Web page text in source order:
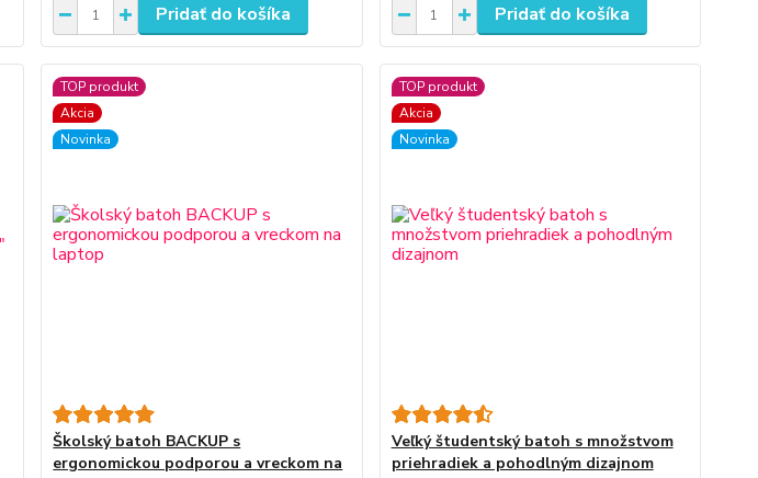
Pridať do košíka Pridať do košíka
TOP produkt
Akcia
Novinka
Školský batoh BACKUP s
ergonomickou podporou a vreckom na
TOP produkt
Akcia
Novinka
Veľký študentský batoh s množstvom
priehradiek a pohodlným dizajnom